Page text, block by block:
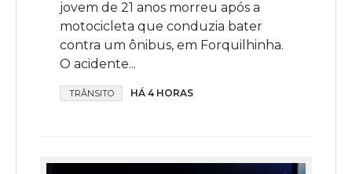
jovem de 21 anos morreu após a
motocicleta que conduzia bater
contra um ônibus, em Forquilhinha.
O acidente...
TRÂNSITO HÁ 4 HORAS